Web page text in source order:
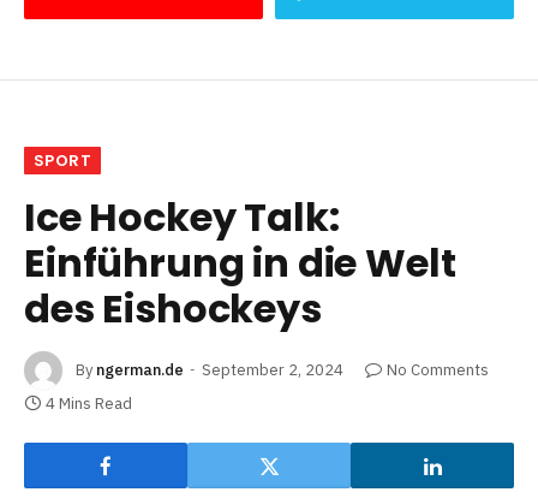
SPORT
Ice Hockey Talk:
Einführung in die Welt
des Eishockeys
By ngerman.de September 2, 2024
No Comments
4 Mins Read